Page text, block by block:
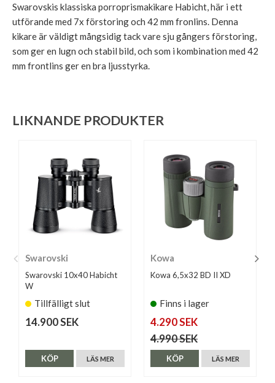
Swarovskis klassiska porroprismakikare Habicht, här i ett
utförande med 7x förstoring och 42 mm fronlins. Denna
kikare är väldigt mångsidig tack vare sju gångers förstoring,
som ger en lugn och stabil bild, och som i kombination med 42
mm frontlins ger en bra ljusstyrka.
LIKNANDE PRODUKTER
Swarovski
Swarovski 10x40 Habicht
W
Tillfälligt slut
14.900 SEK
LÄS MER
KÖP
Kowa
Kowa 6,5x32 BD II XD
Finns i lager
4.290 SEK
4.990 SEK
LÄS MER
KÖP